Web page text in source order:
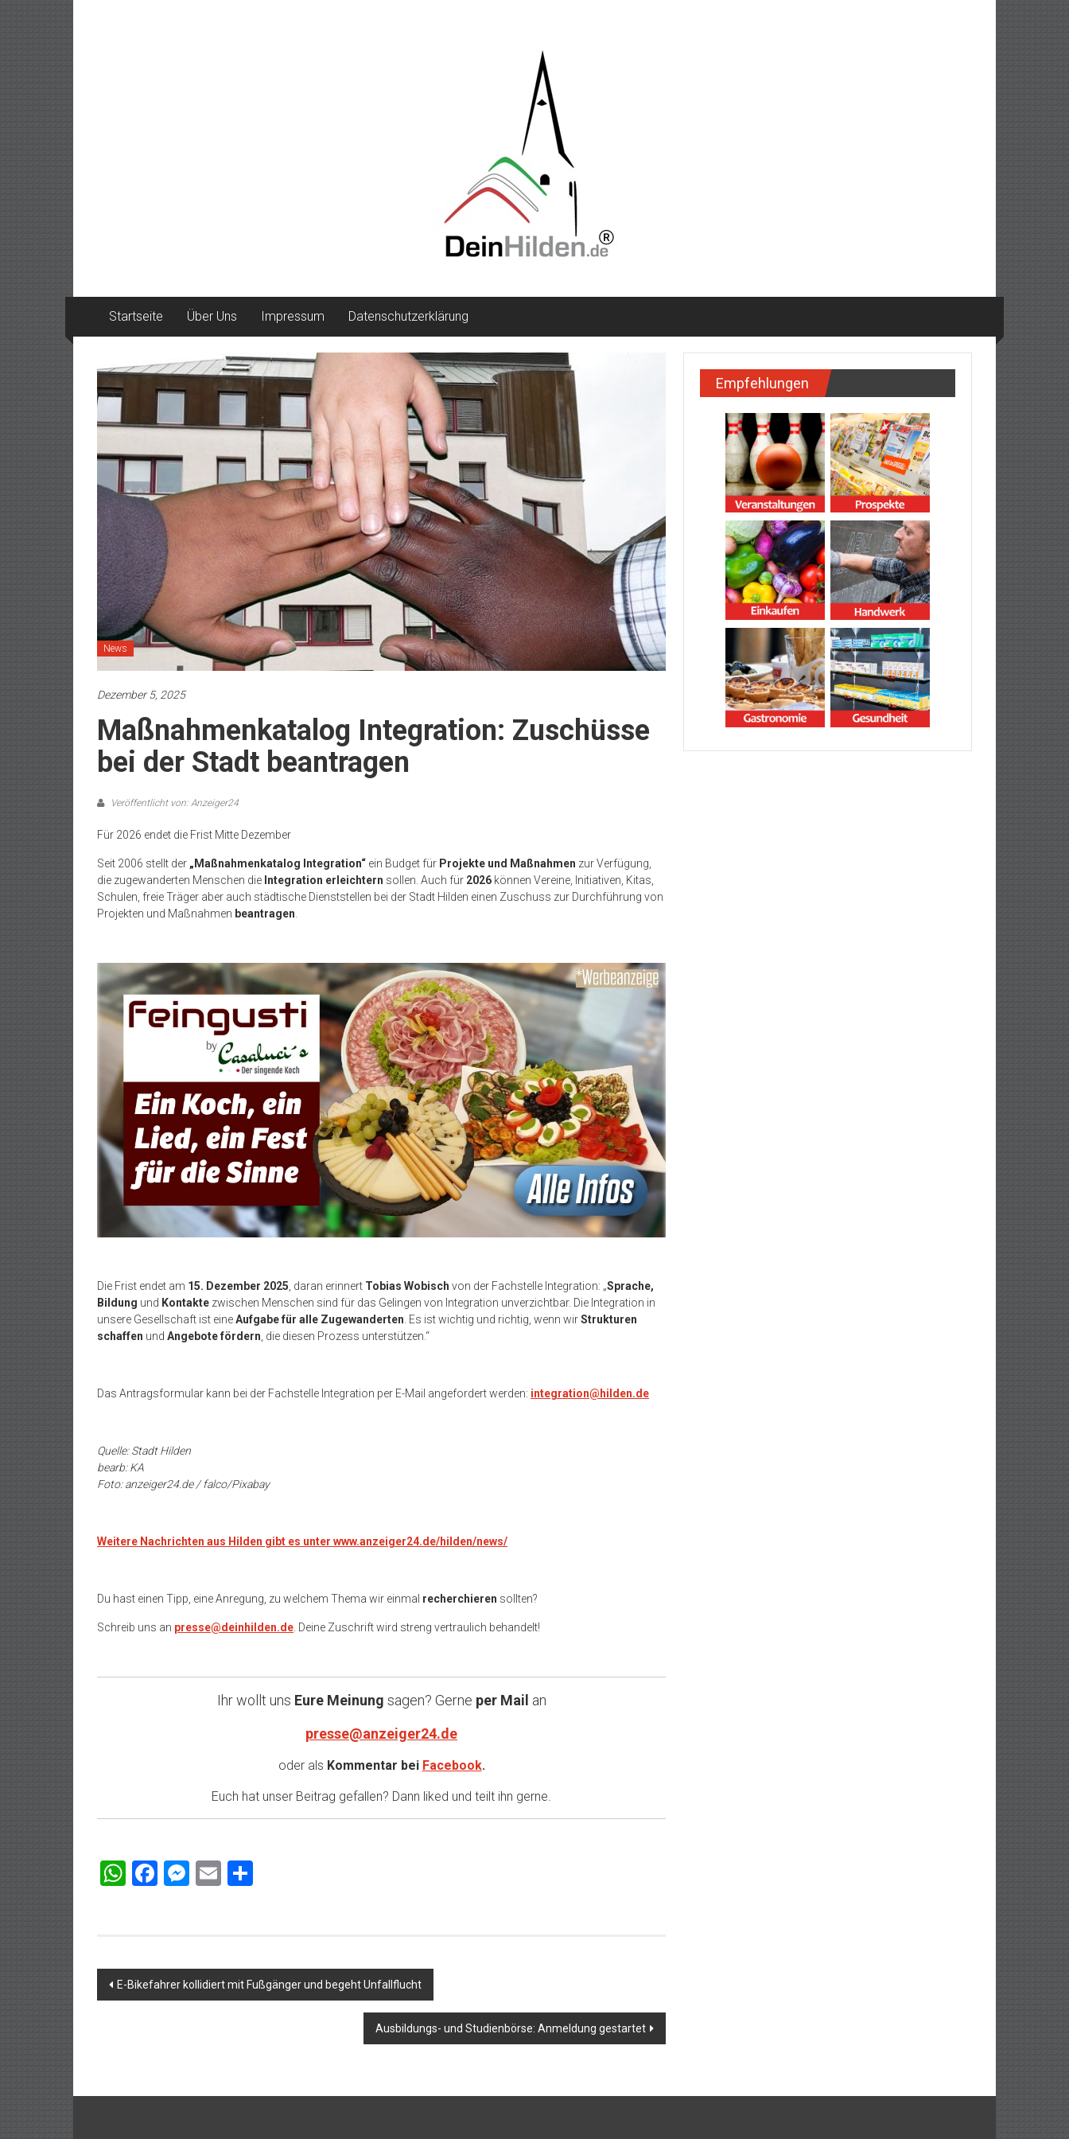
Startseite Über Uns Impressum Datenschutzerklärung
News
Dezember 5, 2025
Maßnahmenkatalog Integration: Zuschüsse
bei der Stadt beantragen
Veröffentlicht von: Anzeiger24
Für 2026 endet die Frist Mitte Dezember
Seit 2006 stellt der „Maßnahmenkatalog Integration“ ein Budget für Projekte und Maßnahmen zur Verfügung,
die zugewanderten Menschen die Integration erleichtern sollen. Auch für 2026 können Vereine, Initiativen, Kitas,
Schulen, freie Träger aber auch städtische Dienststellen bei der Stadt Hilden einen Zuschuss zur Durchführung von
Projekten und Maßnahmen beantragen
Die Frist endet am 15. Dezember 2025, daran erinnert Tobias Wobisch von der Fachstelle Integration: „Sprache,
Bildung und Kontakte zwischen Menschen sind für das Gelingen von Integration unverzichtbar. Die Integration in
unsere Gesellschaft ist eineAufgabe für alle Zugewanderten. Es ist wichtig und richtig, wenn wirStrukturen
schaffen und Angebote fördern, die diesen Prozess unterstützen.“
Das Antragsformular kann bei der Fachstelle Integration per E-Mail angefordert werden: integration@hilden.de
Quelle: Stadt Hilden
bearb: KA
Foto: anzeiger24.de / falco/Pixabay
Weitere Nachrichten aus Hilden gibt es unter www.anzeiger24.de/hilden/news/
Du hast einen Tipp, eine Anregung, zu welchem Thema wir einmal recherchieren sollten?
Schreib uns an presse@deinhilden.de. Deine Zuschrift wird streng vertraulich behandelt!
Ihr wollt uns Eure Meinung sagen? Gerne per Mail an
presse@anzeiger24.de
oder als Kommentar bei Facebook.
Euch hat unser Beitrag gefallen? Dann liked und teilt ihn gerne.
WhatsApp
Facebook
Messenger
Email
Beitragsnavigation
E-Bikefahrer kollidiert mit Fußgänger und begeht Unfallflucht
Ausbildungs- und Studienbörse: Anmeldung gestartet
Empfehlungen